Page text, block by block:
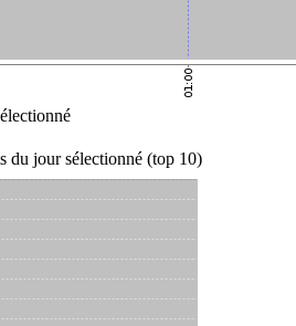
du jour sélectionné (top 10)